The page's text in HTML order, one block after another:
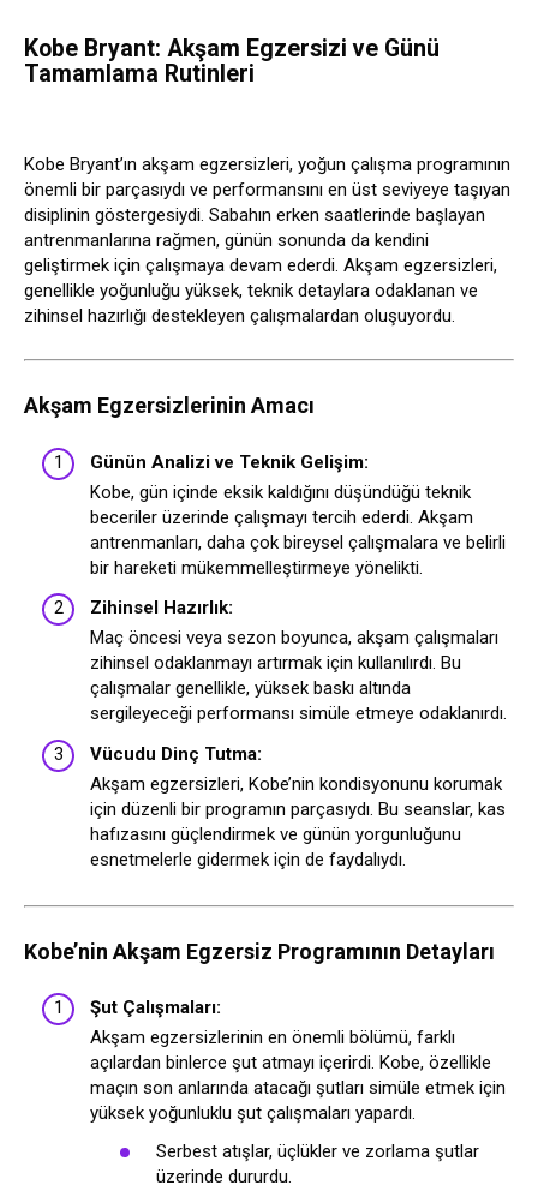
Kobe Bryant: Akşam Egzersizi ve Günü
Tamamlama Rutinleri
Kobe Bryant’ın akşam egzersizleri, yoğun çalışma programının
önemli bir parçasıydı ve performansını en üst seviyeye taşıyan
disiplinin göstergesiydi. Sabahın erken saatlerinde başlayan
antrenmanlarına rağmen, günün sonunda da kendini
geliştirmek için çalışmaya devam ederdi. Akşam egzersizleri,
genellikle yoğunluğu yüksek, teknik detaylara odaklanan ve
zihinsel hazırlığı destekleyen çalışmalardan oluşuyordu.
Akşam Egzersizlerinin Amacı
Günün Analizi ve Teknik Gelişim:
Kobe, gün içinde eksik kaldığını düşündüğü teknik
beceriler üzerinde çalışmayı tercih ederdi. Akşam
antrenmanları, daha çok bireysel çalışmalara ve belirli
bir hareketi mükemmelleştirmeye yönelikti.
Zihinsel Hazırlık:
Maç öncesi veya sezon boyunca, akşam çalışmaları
zihinsel odaklanmayı artırmak için kullanılırdı. Bu
çalışmalar genellikle, yüksek baskı altında
sergileyeceği performansı simüle etmeye odaklanırdı.
Vücudu Dinç Tutma:
Akşam egzersizleri, Kobe’nin kondisyonunu korumak
için düzenli bir programın parçasıydı. Bu seanslar, kas
hafızasını güçlendirmek ve günün yorgunluğunu
esnetmelerle gidermek için de faydalıydı.
Kobe’nin Akşam Egzersiz Programının Detayları
Şut Çalışmaları:
Akşam egzersizlerinin en önemli bölümü, farklı
açılardan binlerce şut atmayı içerirdi. Kobe, özellikle
maçın son anlarında atacağı şutları simüle etmek için
yüksek yoğunluklu şut çalışmaları yapardı.
Serbest atışlar, üçlükler ve zorlama şutlar
üzerinde dururdu.